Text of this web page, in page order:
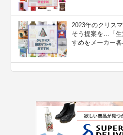
2023年のクリス
そう提案を…「生
すめをメーカー各